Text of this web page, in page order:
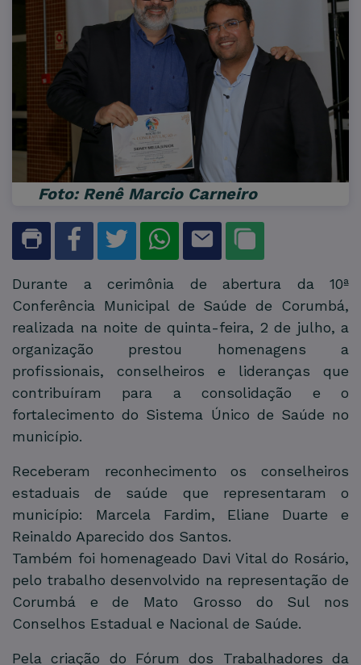
Foto: Renê Marcio Carneiro
Durante a cerimônia de abertura da 10ª
Conferência Municipal de Saúde de Corumbá,
realizada na noite de quinta-feira, 2 de julho, a
organização prestou homenagens a
profissionais, conselheiros e lideranças que
contribuíram para a consolidação e o
fortalecimento do Sistema Único de Saúde no
município.
Receberam reconhecimento os conselheiros
estaduais de saúde que representaram o
município: Marcela Fardim, Eliane Duarte e
Reinaldo Aparecido dos Santos.
Também foi homenageado Davi Vital do Rosário,
pelo trabalho desenvolvido na representação de
Corumbá e de Mato Grosso do Sul nos
Conselhos Estadual e Nacional de Saúde.
Pela criação do Fórum dos Trabalhadores da